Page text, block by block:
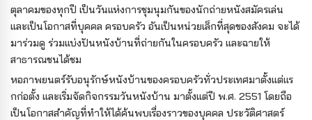
ตุลาคมของทุกปี เป็นวันแห่งการชุมนุมกันของนักถ่ายหนังสมัครเล่น
และเป็นโอกาสที่บุคคล ครอบครัว อันเป็นหน่วยเล็กที่สุดของสังคม จะได้
มาร่วมดู ร่วมแบ่งปันหนังบ้านที่ถ่ายกันในครอบครัว และฉายให้
สาธารณชนได้ชม
หอภาพยนตร์รับอนุรักษ์หนังบ้านของครอบครัวทั่วประเทศมาตั้งแต่เเร
กก่อตั้ง และเริ่มจัดกิจกรรมวันหนังบ้าน มาตั้งแต่ปี พ.ศ. 2551 โดยถือ
เป็นโอกาสสำคัญที่ทำให้ได้ค้นพบเรื่องราวของบุคคล ประวัติศาสตร์